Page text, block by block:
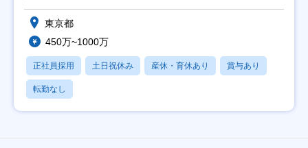
東京都
450万~1000万
正社員採用 土日祝休み 産休・育休あり 賞与あり
転勤なし